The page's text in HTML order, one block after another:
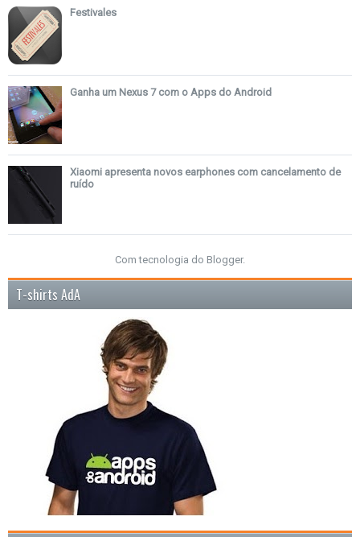
Festivales
Ganha um Nexus 7 com o Apps do Android
Xiaomi apresenta novos earphones com cancelamento de
ruído
Com tecnologia do Blogger.
T-shirts AdA